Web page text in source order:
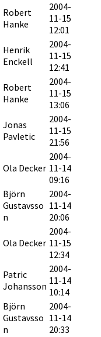
Robert
Hanke
2004-
11-15
12:01
Henrik
Enckell
2004-
11-15
12:41
Robert
Hanke
2004-
11-15
13:06
Jonas
Pavletic
2004-
11-15
21:56
Ola Decker
2004-
11-14
09:16
Björn
Gustavsso
n
2004-
11-14
20:06
Ola Decker
2004-
11-15
12:34
Patric
Johansson
2004-
11-14
10:14
Björn
Gustavsso
n
2004-
11-14
20:33